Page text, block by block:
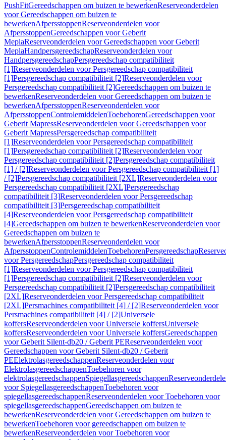
PushFitGereedschappen om buizen te bewerkenReserveonderdelen
voor Gereedschappen om buizen te
bewerkenAfpersstoppenReserveonderdelen voor
AfpersstoppenGereedschappen voor Geberit
MeplaReserveonderdelen voor Gereedschappen voor Geberit
MeplaHandpersgereedschapReserveonderdelen voor
HandpersgereedschapPersgereedschap compatibiliteit
[1]Reserveonderdelen voor Persgereedschap compatibiliteit
[1]Persgereedschap compatibiliteit [2]Reserveonderdelen voor
Persgereedschap compatibiliteit [2]Gereedschappen om buizen te
bewerkenReserveonderdelen voor Gereedschappen om buizen te
bewerkenAfpersstoppenReserveonderdelen voor
AfpersstoppenControlemiddelenToebehorenGereedschappen voor
Geberit MapressReserveonderdelen voor Gereedschappen voor
Geberit MapressPersgereedschap compatibiliteit
[1]Reserveonderdelen voor Persgereedschap compatibiliteit
[1]Persgereedschap compatibiliteit [2]Reserveonderdelen voor
Persgereedschap compatibiliteit [2]Persgereedschap compatibiliteit
[1] / [2]Reserveonderdelen voor Persgereedschap compatibiliteit [1]
/ [2]Persgereedschap compatibiliteit [2XL]Reserveonderdelen voor
Persgereedschap compatibiliteit [2XL]Persgereedschap
compatibiliteit [3]Reserveonderdelen voor Persgereedschap
compatibiliteit [3]Persgereedschap compatibiliteit
[4]Reserveonderdelen voor Persgereedschap compatibiliteit
[4]Gereedschappen om buizen te bewerkenReserveonderdelen voor
Gereedschappen om buizen te
bewerkenAfpersstoppenReserveonderdelen voor
AfpersstoppenControlemiddelenToebehorenPersgereedschap
voor PersgereedschapPersgereedschap compatibiliteit
[1]Reserveonderdelen voor Persgereedschap compatibiliteit
[1]Persgereedschap compatibiliteit [2]Reserveonderdelen voor
Persgereedschap compatibiliteit [2]Persgereedschap compatibiliteit
[2XL]Reserveonderdelen voor Persgereedschap compatibiliteit
[2XL]Persmachines compatibiliteit [4] / [2]Reserveonderdelen voor
Persmachines compatibiliteit [4] / [2]Universele
koffersReserveonderdelen voor Universele koffersUniversele
koffersReserveonderdelen voor Universele koffersGereedschappen
voor Geberit Silent-db20 / Geberit PEReserveonderdelen voor
Gereedschappen voor Geberit Silent-db20 / Geberit
PEElektrolasgereedschappenReserveonderdelen voor
ElektrolasgereedschappenToebehoren voor
elektrolasgereedschappenSpiegellasgereedschappen
voor SpiegellasgereedschappenToebehoren voor
spiegellasgereedschappenReserveonderdelen voor Toebehoren voor
spiegellasgereedschappenGereedschappen om buizen te
bewerkenReserveonderdelen voor Gereedschappen om buizen te
bewerkenToebehoren voor gereedschappen om buizen te
bewerkenReserveonderdelen voor Toebehoren voor